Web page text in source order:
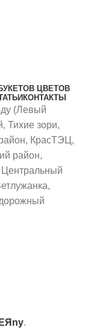
ЦВЕТОВ
КОНТАКТЫ
(Левый
Тихие зори,
КрасТЭЦ,
район,
.